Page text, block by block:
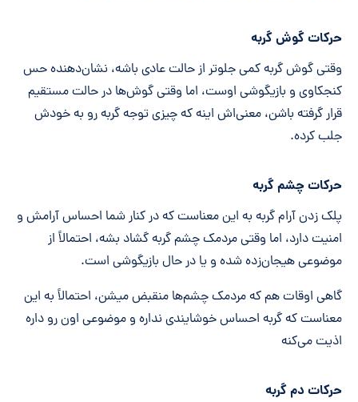
حرکات گوش گربه
وقتی گوش گربه کمی جلوتر از حالت عادی باشه، نشان‌دهنده حس
کنجکاوی و بازیگوشی اوست، اما وقتی گوش‌ها در حالت مستقیم
قرار گرفته باشن، معنی‌اش اینه که چیزی توجه گربه رو به خودش
جلب کرده.
حرکات چشم گربه
پلک زدن آرام گربه به این معناست که در کنار شما احساس آرامش و
امنیت دارد، اما وقتی مردمک چشم گربه گشاد بشه، احتمالاً از
موضوعی هیجان‌زده شده و یا در حال بازیگوشی است.
گاهی اوقات هم که مردمک چشم‌ها منقبض میشن، احتمالاً به این
معناست که گربه احساس خوشایندی نداره و موضوعی اون رو داره
اذیت می‌کنه
حرکات دم گربه